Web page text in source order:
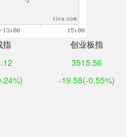
指
创业板指
3515.56
-19.58(-0.55%)